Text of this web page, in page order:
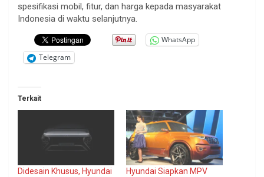
spesifikasi mobil, fitur, dan harga kepada masyarakat
Indonesia di waktu selanjutnya.
WhatsApp
Telegram
Terkait
Didesain Khusus, Hyundai
Hyundai Siapkan MPV